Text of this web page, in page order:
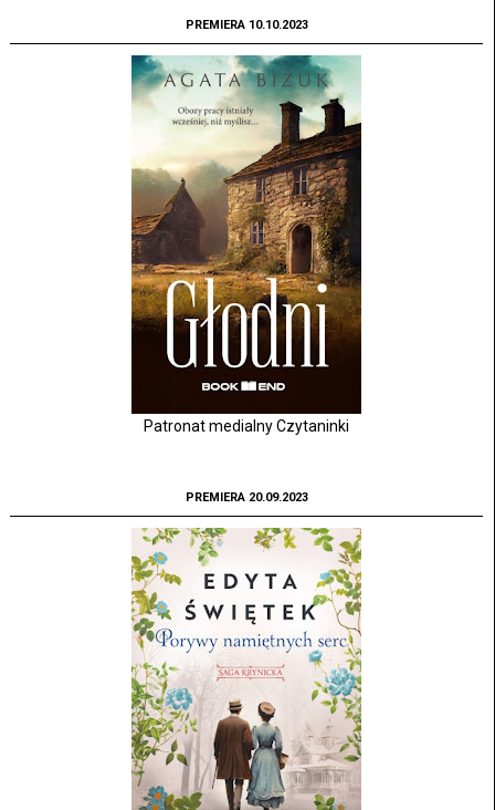
PREMIERA 10.10.2023
Patronat medialny Czytaninki
PREMIERA 20.09.2023